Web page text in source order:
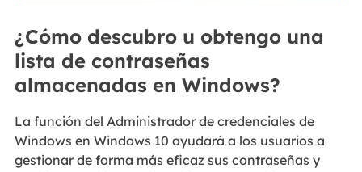
¿Cómo descubro u obtengo una
lista de contraseñas
almacenadas en Windows?
La función del Administrador de credenciales de
Windows en Windows 10 ayudará a los usuarios a
gestionar de forma más eficaz sus contraseñas y